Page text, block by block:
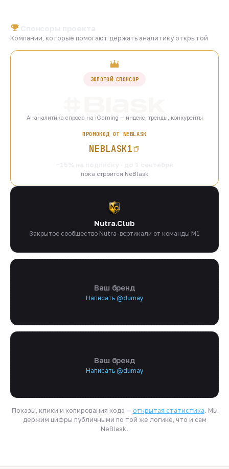
Компании, которые помогают держать аналитику открытой
ЗОЛОТОЙ СПОНСОР
AI-аналитика спроса на iGaming — индекс, тренды, конкуренты
ПРОМОКОД ОТ NEBLASK
NEBLASK1
пока строится NeBlask
Nutra.Club
Закрытое сообщество Nutra-вертикали от команды M1
Ваш бренд
Написать @dumay
Ваш бренд
Написать @dumay
Показы, клики и копирования кода — открытая статистика. Мы
держим цифры публичными по той же логике, что и сам
NeBlask.